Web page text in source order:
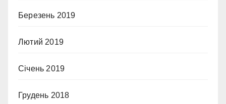
Березень 2019
Лютий 2019
Січень 2019
Грудень 2018